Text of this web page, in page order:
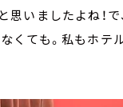
いましたよね！
くても。私もホ